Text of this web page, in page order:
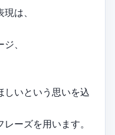
は、
、
しいという思いを込
ーズを用います。